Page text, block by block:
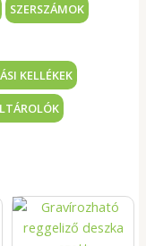
SZERSZÁMOK
KELLÉKEK